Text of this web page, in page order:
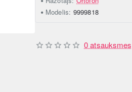
Modelis: 9999818
0 atsauksmes